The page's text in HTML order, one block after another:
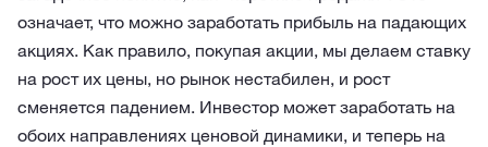
означает, что можно заработать прибыль на падающих
акциях. Как правило, покупая акции, мы делаем ставку
на рост их цены, но рынок нестабилен, и рост
сменяется падением. Инвестор может заработать на
обоих направлениях ценовой динамики, и теперь на